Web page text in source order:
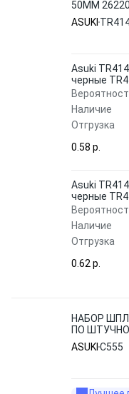
50ММ
ASUKI
Asuki
черные
Наличие
Отгрузка
0.58 p.
Asuki
черные
Наличие
Отгрузка
0.62 p.
НАБОР
ПО ШТУЧНО
ASUKI C555